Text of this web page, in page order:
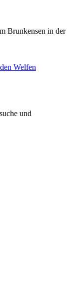
Brunkensen in der
Welfen
und